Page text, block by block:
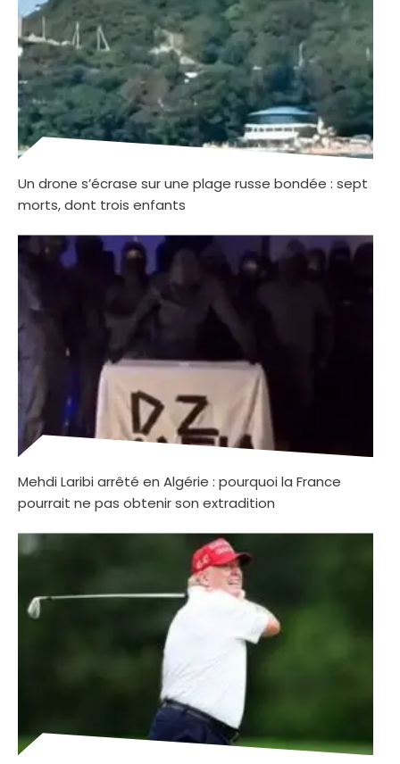
Un drone s’écrase sur une plage russe bondée : sept
morts, dont trois enfants
Mehdi Laribi arrêté en Algérie : pourquoi la France
pourrait ne pas obtenir son extradition